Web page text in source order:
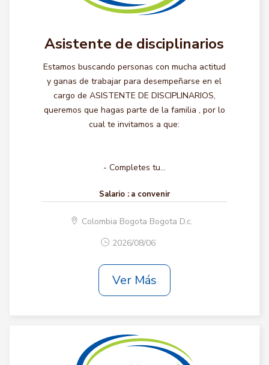
Asistente de disciplinarios
Estamos buscando personas con mucha actitud
y ganas de trabajar para desempeñarse en el
cargo de ASISTENTE DE DISCIPLINARIOS,
queremos que hagas parte de la familia , por lo
cual te invitamos a que:
- Completes tu...
Salario : a convenir
Colombia Bogota Bogota D.c.
2026/08/06
Ver Más